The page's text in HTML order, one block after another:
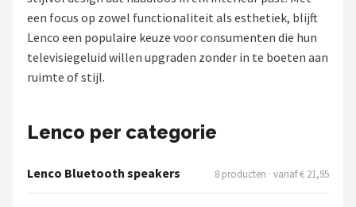
POPULAIRE MERKEN
Power Dynamics
Soundskins
Teufel
een focus op zowel functionaliteit als esthetiek, blijft
Lenco een populaire keuze voor consumenten die hun
televisiegeluid willen upgraden zonder in te boeten aan
ruimte of stijl.
Lenco per categorie
Lenco Bluetooth speakers 8 producten · vanaf € 21,95